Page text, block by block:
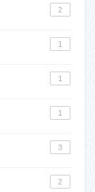
2
1
1
1
3
2